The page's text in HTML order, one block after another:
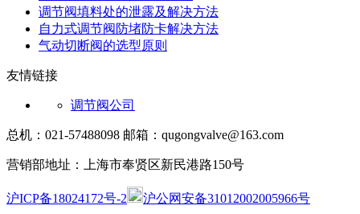
调节阀填料处的泄露及解决方法
自力式调节阀防堵防卡解决方法
气动切断阀的选型原则
友情链接
调节阀公司
总机：021-57488098 邮箱：qugongvalve@163.com
营销部地址：上海市奉贤区新民港路150号
沪ICP备18024172号-2 沪公网安备31012002005966号